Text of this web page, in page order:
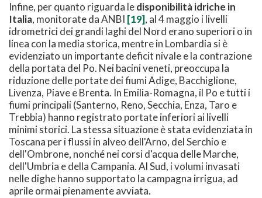
Infine, per quanto riguarda ledisponibilità idriche in
Italia, monitorate da ANBI [19], al 4 maggio i livelli
idrometrici dei grandi laghi del Nord erano superiori o in
linea con la media storica, mentre in Lombardia si è
evidenziato un importante deficit nivale e la contrazione
della portata del Po. Nei bacini veneti, preoccupa la
riduzione delle portate dei fiumi Adige, Bacchiglione,
Livenza, Piave e Brenta. In Emilia-Romagna, il Po e tutti i
fiumi principali (Santerno, Reno, Secchia, Enza, Taro e
Trebbia) hanno registrato portate inferiori ai livelli
minimi storici. La stessa situazione è stata evidenziata in
Toscana per i flussi in alveo dell'Arno, del Serchio e
dell'Ombrone, nonché nei corsi d'acqua delle Marche,
dell'Umbria e della Campania. Al Sud, i volumi invasati
nelle dighe hanno supportato la campagna irrigua, ad
aprile ormai pienamente avviata.